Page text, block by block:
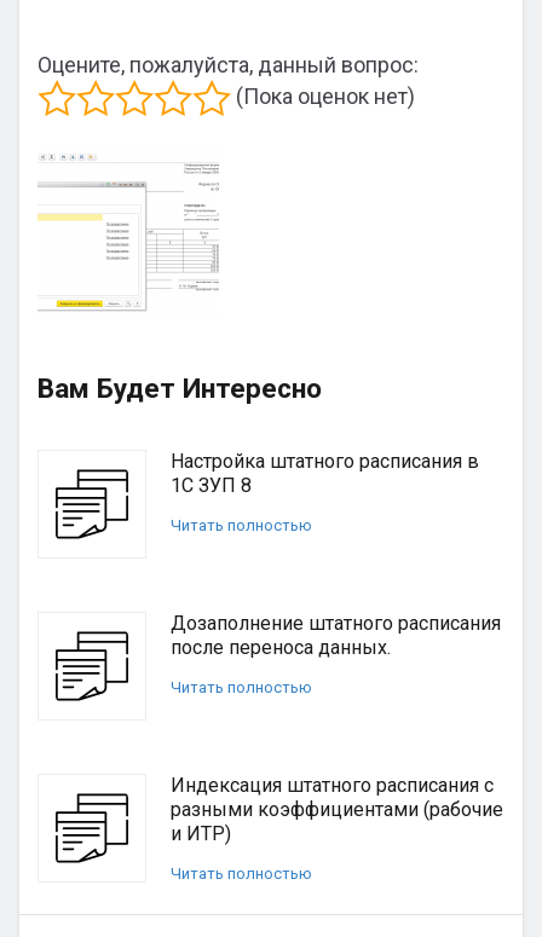
Оцените, пожалуйста, данный вопрос:
(Пока оценок нет)
Вам Будет Интересно
Настройка штатного расписания в
1С ЗУП 8
Читать полностью
Дозаполнение штатного расписания
после переноса данных.
Читать полностью
Индексация штатного расписания с
разными коэффициентами (рабочие
и ИТР)
Читать полностью